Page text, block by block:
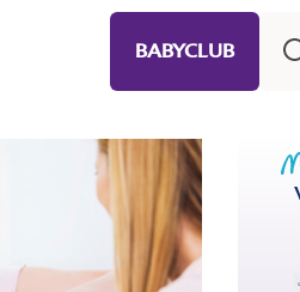
BABYCLUB